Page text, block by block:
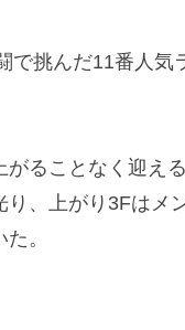
挑んだ11番人気
ることなく迎え
、上がり3Fはメ
。